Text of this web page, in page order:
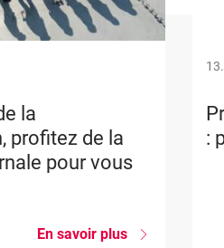
la
profitez de la
pour vous
En savoir plus sur
: